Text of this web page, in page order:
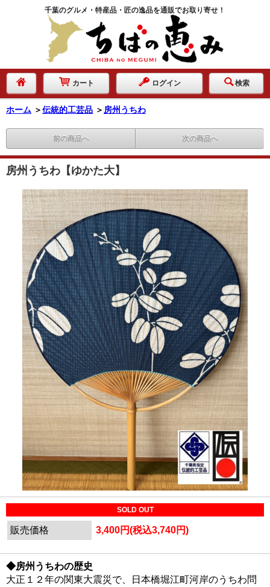
千葉のグルメ・特産品・匠の逸品を通販でお取り寄せ！
カート ログイン 検索
ホーム ＞伝統的工芸品 ＞ 房州うちわ
前の商品へ 次の商品へ
房州うちわ【ゆかた大】
SOLD OUT
販売価格 3,400円(税込3,740円)
◆房州うちわの歴史
大正１２年の関東大震災で、日本橋堀江町河岸のうちわ問